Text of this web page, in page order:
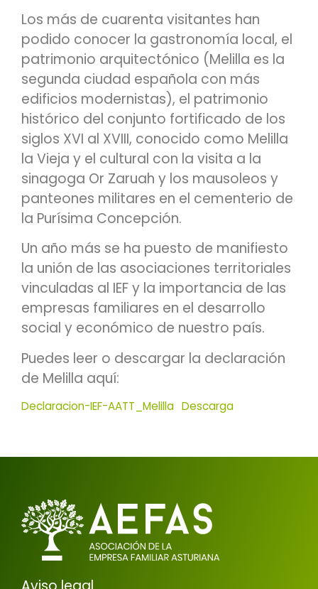
Los más de cuarenta visitantes han
podido conocer la gastronomía local, el
patrimonio arquitectónico (Melilla es la
segunda ciudad española con más
edificios modernistas), el patrimonio
histórico del conjunto fortificado de los
siglos XVI al XVIII, conocido como Melilla
la Vieja y el cultural con la visita a la
sinagoga Or Zaruah y los mausoleos y
panteones militares en el cementerio de
la Purísima Concepción.
Un año más se ha puesto de manifiesto
la unión de las asociaciones territoriales
vinculadas al IEF y la importancia de las
empresas familiares en el desarrollo
social y económico de nuestro país.
Puedes leer o descargar la declaración
de Melilla aquí:
Declaracion-IEF-AATT_Melilla Descarga